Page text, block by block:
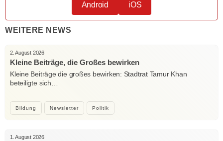
Android iOS
WEITERE NEWS
Bildung Newsletter Politik
2. August 2026
Kleine Beiträge, die Großes bewirken
Kleine Beiträge die großes bewirken: Stadtrat Tamur Khan
beteiligte sich…
1. August 2026